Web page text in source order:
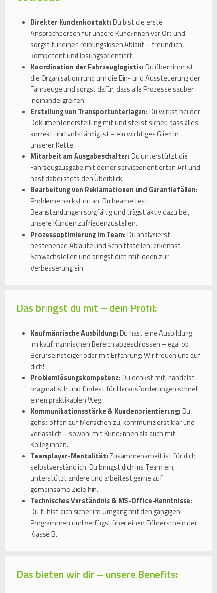
Direkter Kundenkontakt:Du bist die erste
Ansprechperson für unsere Kund:innen vor Ort und
sorgst für einen reibungslosen Ablauf – freundlich,
kompetent und lösungsorientiert.
Koordination der Fahrzeuglogistik:Du übernimmst
die Organisation rund um die Ein- und Aussteuerung der
Fahrzeuge und sorgst dafür, dass alle Prozesse sauber
ineinandergreifen.
Erstellung von Transportunterlagen:Du wirkst bei der
Dokumentenerstellung mit und stellst sicher, dass alles
korrekt und vollständig ist – ein wichtiges Glied in
unserer Kette.
Mitarbeit am Ausgabeschalter:Du unterstützt die
Fahrzeugausgabe mit deiner serviceorientierten Art und
hast dabei stets den Überblick.
Bearbeitung von Reklamationen und Garantiefällen:
Probleme packst du an. Du bearbeitest
Beanstandungen sorgfältig und trägst aktiv dazu bei,
unsere Kunden zufriedenzustellen.
Prozessoptimierung im Team:Du analysierst
bestehende Abläufe und Schnittstellen, erkennst
Schwachstellen und bringst dich mit Ideen zur
Verbesserung ein.
Das bringst du mit – dein Profil:
Kaufmännische Ausbildung:Du hast eine Ausbildung
im kaufmännischen Bereich abgeschlossen – egal ob
Berufseinsteiger oder mit Erfahrung: Wir freuen uns auf
dich!
Problemlösungskompetenz:Du denkst mit, handelst
pragmatisch und findest für Herausforderungen schnell
einen praktikablen Weg.
Kommunikationsstärke & Kundenorientierung:Du
gehst offen auf Menschen zu, kommunizierst klar und
verlässlich – sowohl mit Kund:innen als auch mit
Kolleg:innen.
Teamplayer-Mentalität:Zusammenarbeit ist für dich
selbstverständlich. Du bringst dich ins Team ein,
unterstützt andere und arbeitest gerne auf
gemeinsame Ziele hin.
Technisches Verständnis & MS-Office-Kenntnisse:
Du fühlst dich sicher im Umgang mit den gängigen
Programmen und verfügst über einen Führerschein der
Klasse B.
Das bieten wir dir – unsere Benefits: